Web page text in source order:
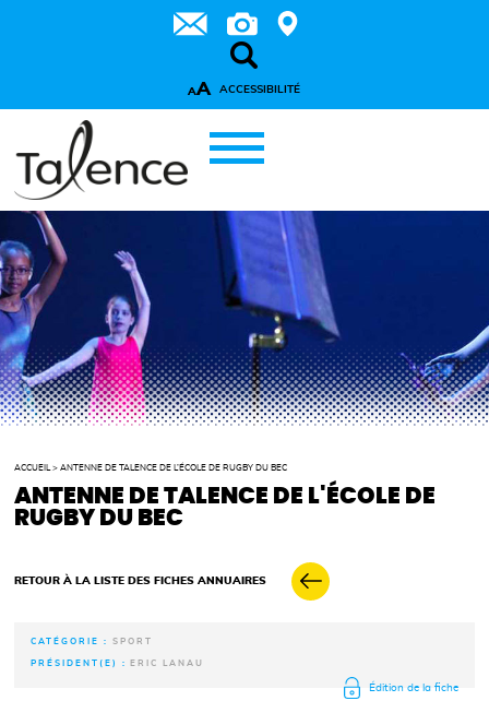
AA ACCESSIBILITÉ
ACCUEIL >ANTENNE DE TALENCE DE L’ÉCOLE DE RUGBY DU BEC
ANTENNE DE TALENCE DE L'ÉCOLE DE
RUGBY DU BEC
RETOUR À LA LISTE DES FICHES ANNUAIRES
CATÉGORIE :SPORT
PRÉSIDENT(E) : ERIC LANAU
Édition de la fiche